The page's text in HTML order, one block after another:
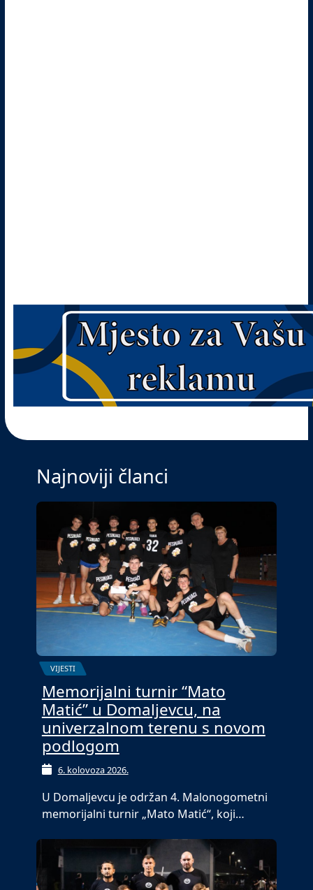
Najnoviji članci
VIJESTI
Memorijalni turnir “Mato
Matić” u Domaljevcu, na
univerzalnom terenu s novom
podlogom
6. kolovoza 2026.
U Domaljevcu je održan 4. Malonogometni
memorijalni turnir „Mato Matić“, koji…